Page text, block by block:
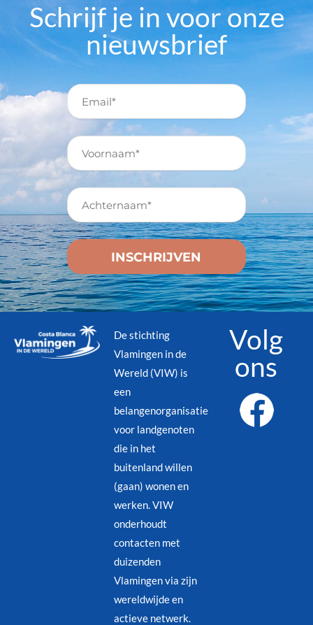
Schrijf je in voor onze
nieuwsbrief
De stichting
Vlamingen in de
Wereld (VIW) is
een
belangenorganisatie
voor landgenoten
die in het
buitenland willen
(gaan) wonen en
werken. VIW
onderhoudt
contacten met
duizenden
Vlamingen via zijn
wereldwijde en
actieve netwerk.
Volg
ons